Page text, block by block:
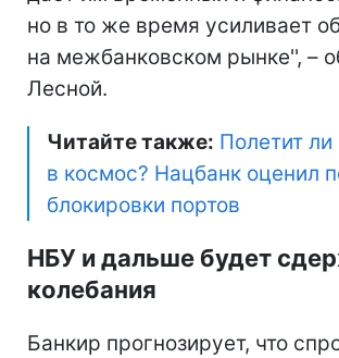
но в то же время усиливает
на межбанковском рынке'', –
Лесной.
Читайте также: Полетит
в космос? Нацбанк оценил
блокировки портов
НБУ и дальше будет
колебания
Банкир прогнозирует, что